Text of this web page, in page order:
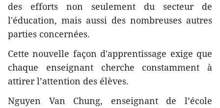
des efforts non seulement du secteur de
l'éducation, mais aussi des nombreuses autres
parties concernées.
Cette nouvelle façon d'apprentissage exige que
chaque enseignant cherche constamment à
attirer l’attention des élèves.
Nguyen Van Chung, enseignant de l’école